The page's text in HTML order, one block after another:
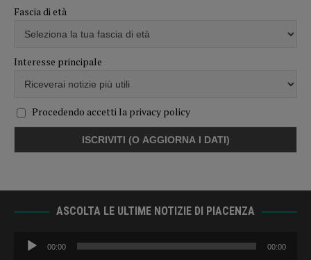
Fascia di età
Interesse principale
Procedendo accetti la privacy policy
ASCOLTA LE ULTIME NOTIZIE DI PIACENZA
Audio
Player
00:00 00:00